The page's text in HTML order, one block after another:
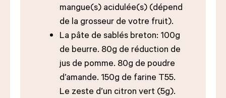
mangue(s) acidulée(s) (dépend
de la grosseur de votre fruit).
La pâte de sablés breton: 100g
de beurre. 80g de réduction de
jus de pomme. 80g de poudre
d’amande. 150g de farine T55.
Le zeste d’un citron vert (5g).